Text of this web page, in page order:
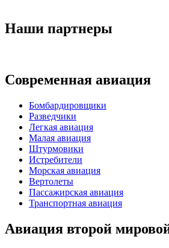
Наши партнеры
Современная авиация
Бомбардировщики
Разведчики
Легкая авиация
Малая авиация
Штурмовики
Истребители
Морская авиация
Вертолеты
Пассажирская авиация
Транспортная авиация
Авиация второй